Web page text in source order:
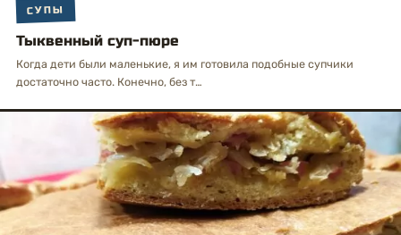
СУПЫ
Тыквенный суп-пюре
Когда дети были маленькие, я им готовила подобные супчики
достаточно часто. Конечно, без т…